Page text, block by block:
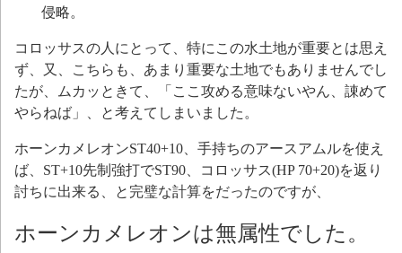
侵略。
コロッサスの人にとって、特にこの水土地が重要とは思え
ず、又、こちらも、あまり重要な土地でもありませんでし
たが、ムカッときて、「ここ攻める意味ないやん、諌めて
やらねば」、と考えてしまいました。
ホーンカメレオンST40+10、手持ちのアースアムルを使え
ば、ST+10先制強打でST90、コロッサス(HP 70+20)を返り
討ちに出来る、と完璧な計算をだったのですが、
ホーンカメレオンは無属性でした。